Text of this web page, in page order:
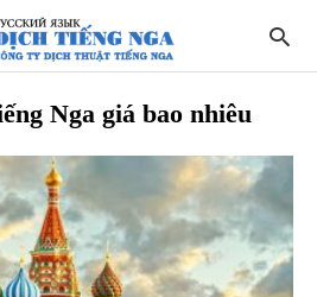
Nga giá bao nhiêu